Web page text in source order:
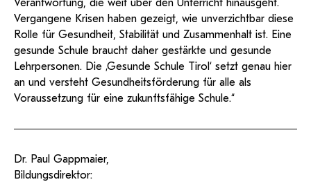
Verantwortung, die weit über den Unterricht hinausgeht.
Vergangene Krisen haben gezeigt, wie unverzichtbar diese
Rolle für Gesundheit, Stabilität und Zusammenhalt ist. Eine
gesunde Schule braucht daher gestärkte und gesunde
Lehrpersonen. Die ‚Gesunde Schule Tirol‘ setzt genau hier
an und versteht Gesundheitsförderung für alle als
Voraussetzung für eine zukunftsfähige Schule.“
Dr. Paul Gappmaier,
Bildungsdirektor: